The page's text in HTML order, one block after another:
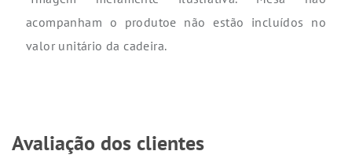
acompanham o produtoe não estão incluídos no
valor unitário da cadeira.
Avaliação dos clientes